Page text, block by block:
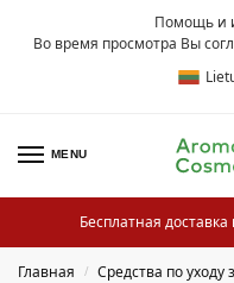
Помощь и
Во время просмотра Вы
MENU
Бесплатная
Главная / Средства по уходу